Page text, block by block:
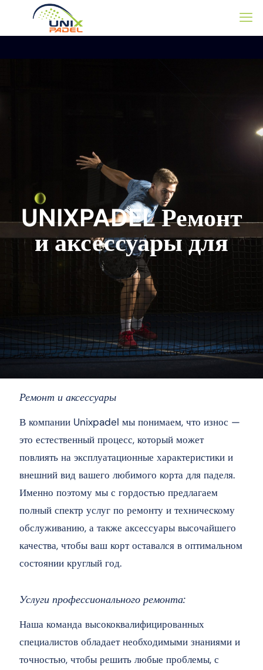
UNIXPADEL Ремонт
и аксессуары для
Ремонт и аксессуары
В компании Unixpadel мы понимаем, что износ —
это естественный процесс, который может
повлиять на эксплуатационные характеристики и
внешний вид вашего любимого корта для паделя.
Именно поэтому мы с гордостью предлагаем
полный спектр услуг по ремонту и техническому
обслуживанию, а также аксессуары высочайшего
качества, чтобы ваш корт оставался в оптимальном
состоянии круглый год.
Услуги профессионального ремонта:
Наша команда высококвалифицированных
специалистов обладает необходимыми знаниями и
точностью, чтобы решить любые проблемы, с